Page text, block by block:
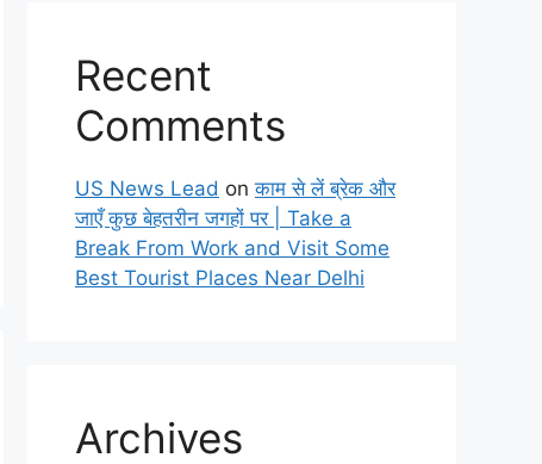
Recent
Comments
US News Lead onकाम से लें ब्रेक और
जाएँ कुछ बेहतरीन जगहों पर | Take a
Break From Work and Visit Some
Best Tourist Places Near Delhi
Archives